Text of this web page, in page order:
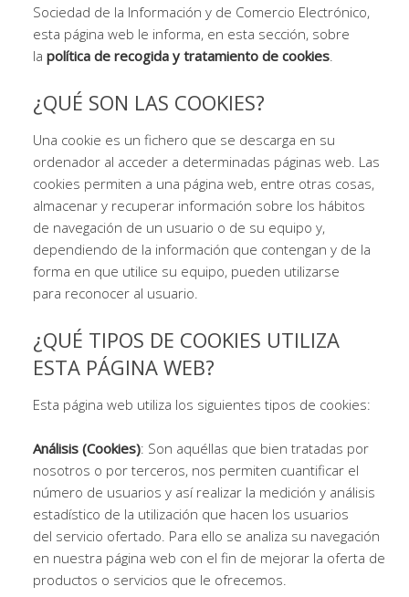
Sociedad de la Información y de Comercio Electrónico,
esta página web le informa, en esta sección, sobre
la política de recogida y tratamiento de cookies.
¿QUÉ SON LAS COOKIES?
Una cookie es un fichero que se descarga en su
ordenador al acceder a determinadas páginas web. Las
cookies permiten a una página web, entre otras cosas,
almacenar y recuperar información sobre los hábitos
de navegación de un usuario o de su equipo y,
dependiendo de la información que contengan y de la
forma en que utilice su equipo, pueden utilizarse
para reconocer al usuario.
¿QUÉ TIPOS DE COOKIES UTILIZA
ESTA PÁGINA WEB?
Esta página web utiliza los siguientes tipos de cookies:
Análisis (Cookies): Son aquéllas que bien tratadas por
nosotros o por terceros, nos permiten cuantificar el
número de usuarios y así realizar la medición y análisis
estadístico de la utilización que hacen los usuarios
del servicio ofertado. Para ello se analiza su navegación
en nuestra página web con el fin de mejorar la oferta de
productos o servicios que le ofrecemos.